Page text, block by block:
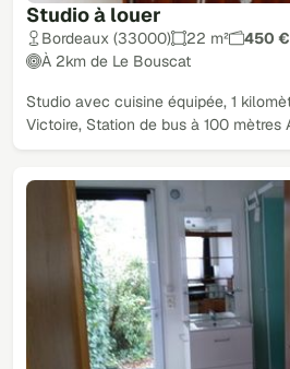
Studio à louer
Bordeaux (33000) 22 m²
450
À 2km de Le Bouscat
Studio avec cuisine équipée, 1
Victoire, Station de bus à 100 mètres